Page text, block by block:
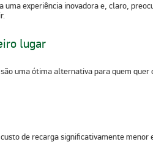
experiência inovadora e, claro,
lugar
uma ótima alternativa para quem
custo de recarga significativamente menor